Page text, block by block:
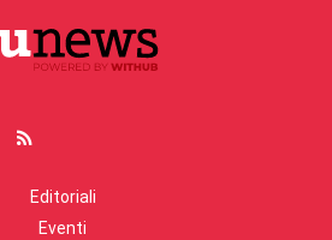
Editoriali
Eventi